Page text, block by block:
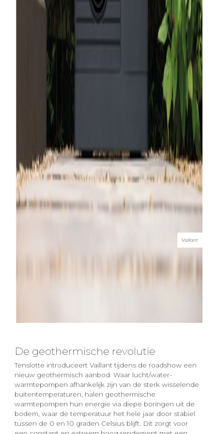
Vaillant
De geothermische revolutie
Tenslotte introduceert Vaillant tijdens de roadshow een
nieuw geothermisch aanbod. Waar lucht/water-
warmtepompen afhankelijk zijn van de sterk wisselende
buitentemperaturen, halen geothermische
warmtepompen hun energie via diepe boringen uit de
bodem, waar de temperatuur het hele jaar door stabiel
tussen de 0 en 10 graden Celsius blijft. Dit zorgt voor